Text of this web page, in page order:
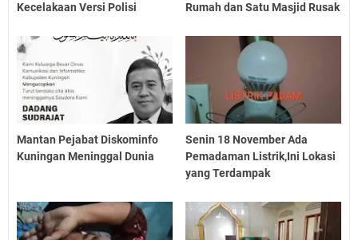
Kecelakaan Versi Polisi
Rumah dan Satu Masjid Rusak
Mantan Pejabat Diskominfo
Kuningan Meninggal Dunia
Senin 18 November Ada
Pemadaman Listrik,Ini Lokasi
yang Terdampak